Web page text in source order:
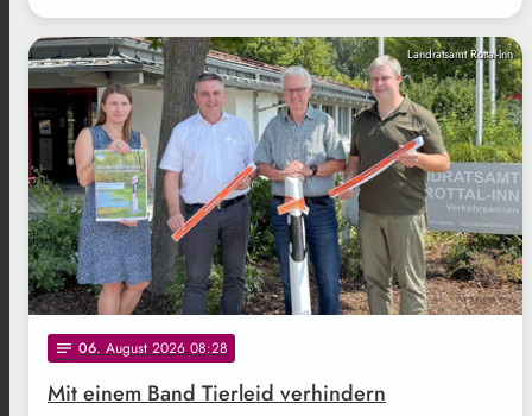
Landratsamt Rottal-Inn
notes 06. August 2026 08:28
Mit einem Band Tierleid verhindern